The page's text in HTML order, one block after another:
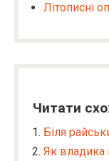
Літописні
Читати
Біля
Як владика